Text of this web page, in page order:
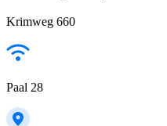
Krimweg 660
Paal 28